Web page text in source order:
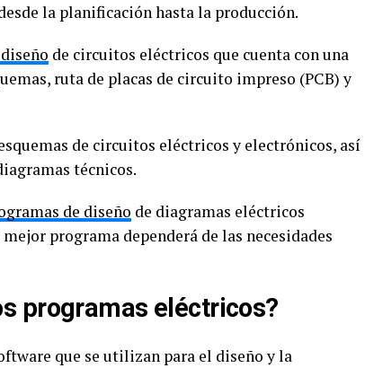
la planificación hasta la producción.
de circuitos eléctricos que cuenta con una
ruta de placas de circuito impreso (PCB) y
de circuitos eléctricos y electrónicos, así
técnicos.
de diseño de diagramas eléctricos
programa dependerá de las necesidades
programas eléctricos?
que se utilizan para el diseño y la